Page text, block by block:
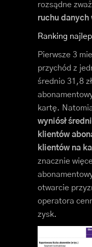
rozsądne
ruchu danych
Ranking
Pierwsze 3
przychód z
średnio 31,8
kartę.
wyniósł
klientów
klientów na
znacznie
otwarcie
operatora
zysk.